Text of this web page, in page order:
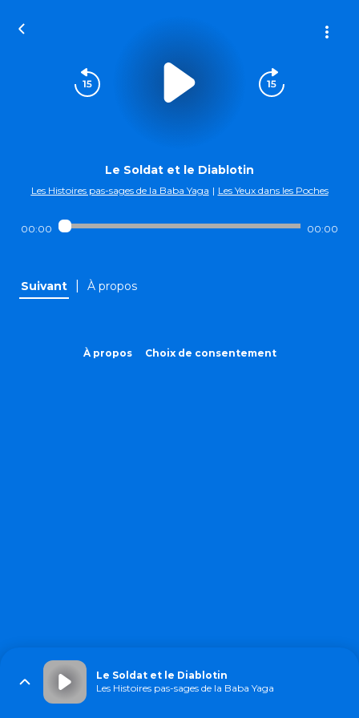
Le Soldat et le Diablotin
Les Histoires pas-sages de la Baba Yaga | Les Yeux dans les Poches
00:00 00:00
Suivant À propos
À propos Choix de consentement
Le Soldat et le Diablotin
Les Histoires pas-sages de la Baba Yaga